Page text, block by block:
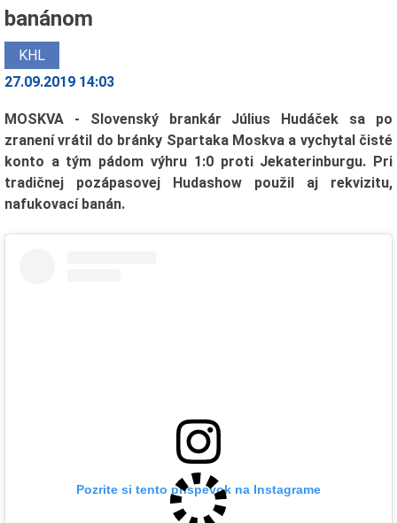
banánom
KHL
27.09.2019 14:03
MOSKVA - Slovenský brankár Július Hudáček sa po
zranení vrátil do bránky Spartaka Moskva a vychytal čisté
konto a tým pádom výhru 1:0 proti Jekaterinburgu. Pri
tradičnej pozápasovej Hudashow použil aj rekvizitu,
nafukovací banán.
Pozrite si tento príspevok na Instagrame